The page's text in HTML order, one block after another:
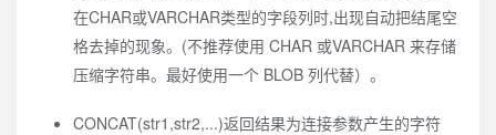
在CHAR或VARCHAR类型的字段列时,出现自动把结尾空
格去掉的现象。(不推荐使用 CHAR 或VARCHAR 来存储
压缩字符串。最好使用一个 BLOB 列代替）。
CONCAT(str1,str2,...)返回结果为连接参数产生的字符